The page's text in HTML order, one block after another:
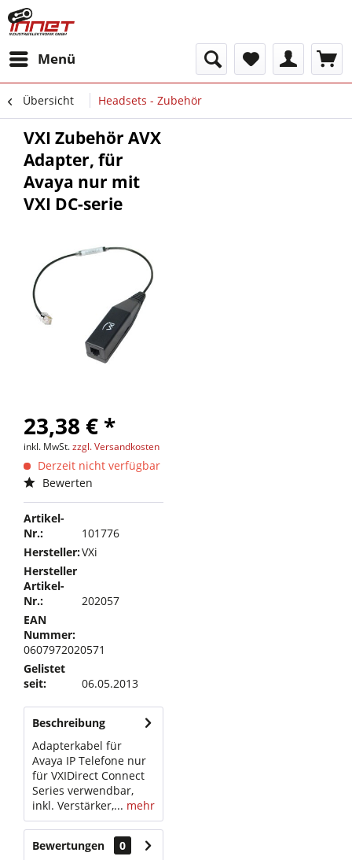
Menü
Übersicht Headsets - Zubehör
VXI Zubehör AVX
Adapter, für
Avaya nur mit
VXI DC-serie
23,38 € *
inkl. MwSt.zzgl. Versandkosten
Derzeit nicht verfügbar
Bewerten
Artikel-
Nr.:
101776
Hersteller:VXi
Hersteller
Artikel-
Nr.:
202057
EAN
Nummer:
0607972020571
Gelistet
seit:
06.05.2013
Beschreibung
Adapterkabel für
Avaya IP Telefone nur
für VXIDirect Connect
Series verwendbar,
inkl. Verstärker,... mehr
Bewertungen
0